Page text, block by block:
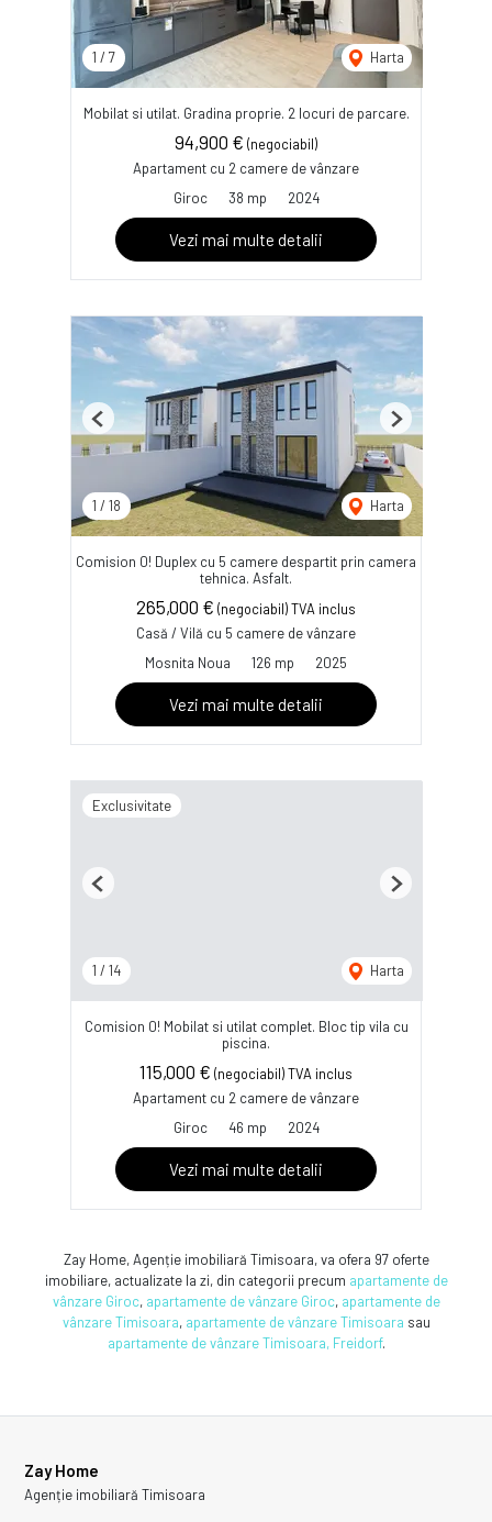
1 / 7 Harta
Mobilat si utilat. Gradina proprie. 2 locuri de parcare.
94,900 € (negociabil)
Apartament cu 2 camere de vânzare
Giroc
38 mp 2024
Vezi mai multe detalii
1 / 18 Harta
Previous Next
Comision 0! Duplex cu 5 camere despartit prin camera
tehnica. Asfalt.
265,000 € (negociabil) TVA inclus
Casă / Vilă cu 5 camere de vânzare
Mosnita Noua
126 mp 2025
Vezi mai multe detalii
Exclusivitate
1 / 14 Harta
Previous Next
Comision 0! Mobilat si utilat complet. Bloc tip vila cu
piscina.
115,000 € (negociabil) TVA inclus
Apartament cu 2 camere de vânzare
Giroc
46 mp 2024
Vezi mai multe detalii
Zay Home, Agenție imobiliară Timisoara, va ofera 97 oferte
imobiliare, actualizate la zi, din categorii precum apartamente de
vânzare Giroc, apartamente de vânzare Giroc, apartamente de
vânzare Timisoara, apartamente de vânzare Timisoara sau
apartamente de vânzare Timisoara, Freidorf.
Zay Home
Agenție imobiliară Timisoara